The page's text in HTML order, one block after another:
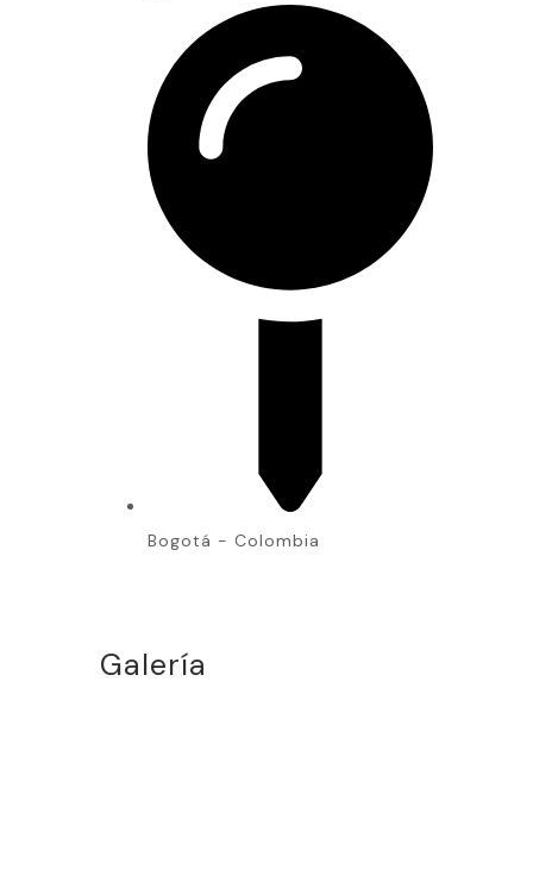
Bogotá - Colombia
Galería